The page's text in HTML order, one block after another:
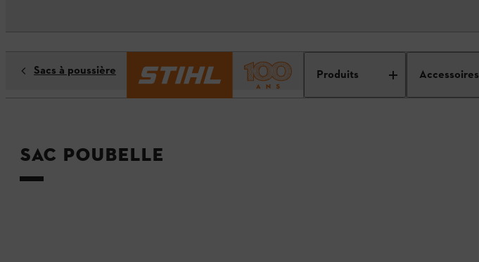
Produits Accessoires
Sacs à poussière
Sac poubelle